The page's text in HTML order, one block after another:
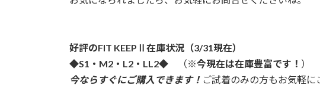
好評のFIT KEEPⅡ在庫状況（3/31現在）
◆S1・M2・L2・LL2◆ （※今現在は在庫豊富です！ ）
今ならすぐにご購入できます！ ご試着のみの方もお気軽に